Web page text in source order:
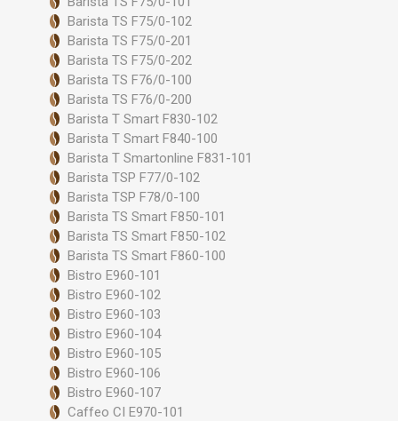
Barista TS F75/0-102
Barista TS F75/0-201
Barista TS F75/0-202
Barista TS F76/0-100
Barista TS F76/0-200
Barista T Smart F830-102
Barista T Smart F840-100
Barista T Smartonline F831-101
Barista TSP F77/0-102
Barista TSP F78/0-100
Barista TS Smart F850-101
Barista TS Smart F850-102
Barista TS Smart F860-100
Bistro E960-101
Bistro E960-102
Bistro E960-103
Bistro E960-104
Bistro E960-105
Bistro E960-106
Bistro E960-107
Caffeo CI E970-101